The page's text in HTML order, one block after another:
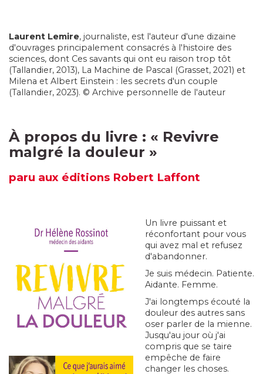
Laurent Lemire, journaliste, est l'auteur d'une dizaine
d'ouvrages principalement consacrés à l'histoire des
sciences, dont Ces savants qui ont eu raison trop tôt
(Tallandier, 2013), La Machine de Pascal (Grasset, 2021) et
Milena et Albert Einstein : les secrets d'un couple
(Tallandier, 2023). © Archive personnelle de l'auteur
À propos du livre : « Revivre
malgré la douleur »
paru aux éditions Robert Laffont
Un livre puissant et
réconfortant pour vous
qui avez mal et refusez
d'abandonner.
Je suis médecin. Patiente.
Aidante. Femme.
J'ai longtemps écouté la
douleur des autres sans
oser parler de la mienne.
Jusqu'au jour où j'ai
compris que se taire
empêche de faire
changer les choses.